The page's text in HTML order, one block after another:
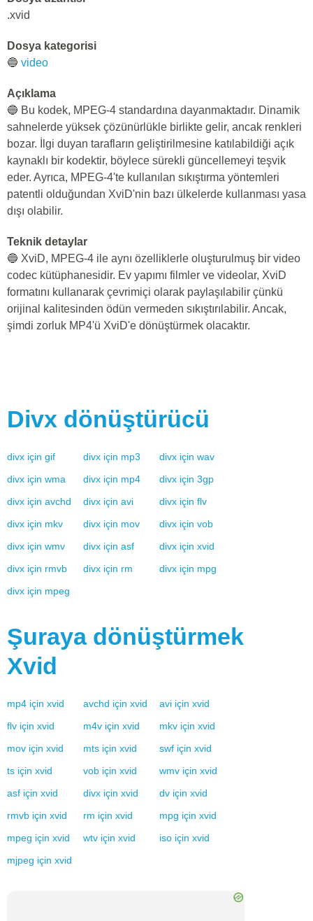
.xvid
Dosya kategorisi
🔵 video
Açıklama
🔵 Bu kodek, MPEG-4 standardına dayanmaktadır. Dinamik
sahnelerde yüksek çözünürlükle birlikte gelir, ancak renkleri
bozar. İlgi duyan tarafların geliştirilmesine katılabildiği açık
kaynaklı bir kodektir, böylece sürekli güncellemeyi teşvik
eder. Ayrıca, MPEG-4'te kullanılan sıkıştırma yöntemleri
patentli olduğundan XviD'nin bazı ülkelerde kullanması yasa
dışı olabilir.
Teknik detaylar
🔵 XviD, MPEG-4 ile aynı özelliklerle oluşturulmuş bir video
codec kütüphanesidir. Ev yapımı filmler ve videolar, XviD
formatını kullanarak çevrimiçi olarak paylaşılabilir çünkü
orijinal kalitesinden ödün vermeden sıkıştırılabilir. Ancak,
şimdi zorluk MP4'ü XviD'e dönüştürmek olacaktır.
Divx dönüştürücü
divx için gif divx için mp3 divx için wav
divx için wma divx için mp4 divx için 3gp
divx için avchd divx için avi divx için flv
divx için mkv divx için mov divx için vob
divx için wmv divx için asf divx için xvid
divx için rmvb divx için rm divx için mpg
divx için mpeg
Şuraya dönüştürmek
Xvid
mp4 için xvid avchd için xvid avi için xvid
flv için xvid m4v için xvid mkv için xvid
mov için xvid mts için xvid swf için xvid
ts için xvid vob için xvid wmv için xvid
asf için xvid divx için xvid dv için xvid
rmvb için xvid rm için xvid mpg için xvid
mpeg için xvid wtv için xvid iso için xvid
mjpeg için xvid